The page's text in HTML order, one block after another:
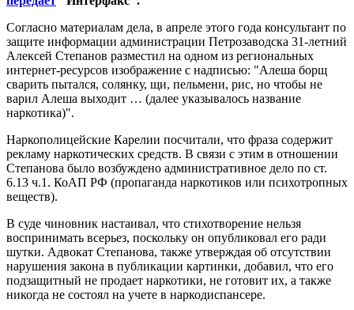
Согласно материалам дела, в апреле этого года консультант по
защите информации администрации Петрозаводска 31-летний
Алексей Степанов разместил на одном из региональных
интернет-ресурсов изображение с надписью: "Алеша борщ
сварить пытался, солянку, щи, пельмени, рис, но чтобы не
варил Алеша выходит … (далее указывалось название
наркотика)".
Наркополицейские Карелии посчитали, что фраза содержит
рекламу наркотических средств. В связи с этим в отношении
Степанова было возбуждено административное дело по ст.
6.13 ч.1. КоАП РФ (пропаганда наркотиков или психотропных
веществ).
В суде чиновник настаивал, что стихотворение нельзя
воспринимать всерьез, поскольку он опубликовал его ради
шутки. Адвокат Степанова, также утверждая об отсутствии
нарушения закона в публикации картинки, добавил, что его
подзащитный не продает наркотики, не готовит их, а также
никогда не состоял на учете в наркодиспансере.